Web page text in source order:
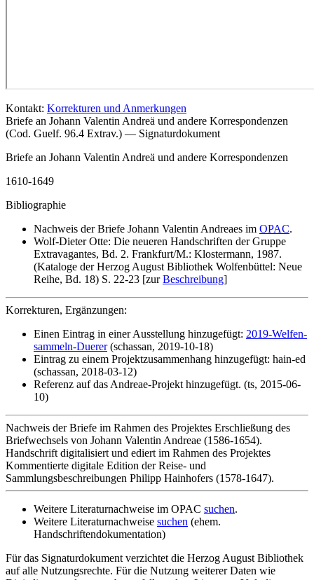
Kontakt: Korrekturen und Anmerkungen
Briefe an Johann Valentin Andreä und andere Korrespondenzen
(Cod. Guelf. 96.4 Extrav.) — Signaturdokument
Briefe an Johann Valentin Andreä und andere Korrespondenzen
1610-1649
Bibliographie
Nachweis der Briefe Johann Valentin Andreaes im OPAC.
Wolf-Dieter Otte: Die neueren Handschriften der Gruppe
Extravagantes, Bd. 2. Frankfurt/M.: Klostermann, 1987.
(Kataloge der Herzog August Bibliothek Wolfenbüttel: Neue
Reihe, Bd. 18) S. 22-23 [zurBeschreibung]
Korrekturen, Ergänzungen:
Einen Eintrag in einer Ausstellung hinzugefügt: 2019-Welfen-
sammeln-Duerer(schassan, 2019-10-18)
Eintrag zu einem Projektzusammenhang hinzugefügt: hain-ed
(schassan, 2018-03-12)
Referenz auf das Andreae-Projekt hinzugefügt. (ts, 2015-06-
10)
Nachweis der Briefe im Rahmen des Projektes Erschließung des
Briefwechsels von Johann Valentin Andreae (1586-1654).
Handschrift digitalisiert und ediert im Rahmen des Projektes
Kommentierte digitale Edition der Reise- und
Sammlungsbeschreibungen Philipp Hainhofers (1578-1647).
Weitere Literaturnachweise im OPAC suchen.
Weitere Literaturnachweise suchen (ehem.
Handschriftendokumentation)
Für das Signaturdokument verzichtet die Herzog August Bibliothek
auf alle Nutzungsrechte. Für die Nutzung weiterer Daten wie